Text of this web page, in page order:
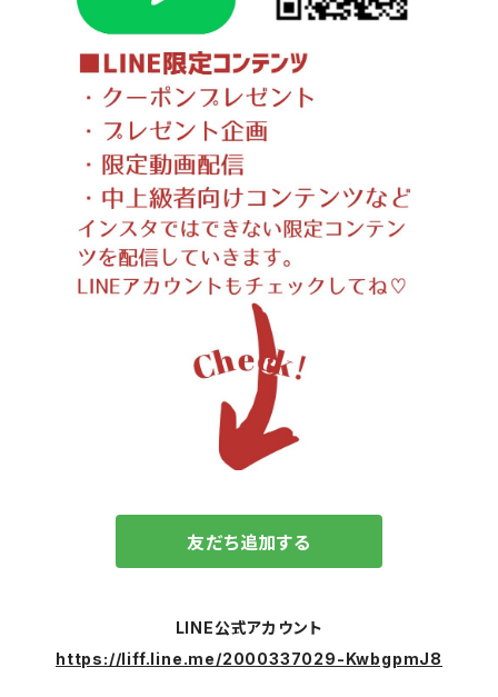
友だち追加する
LINE公式アカウント
https://liff.line.me/2000337029-KwbgpmJ8